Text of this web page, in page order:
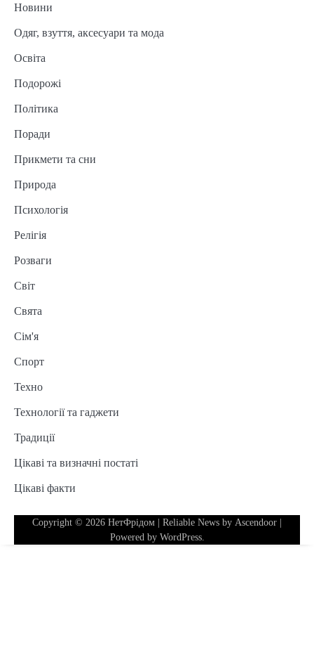
Новини
Одяг, взуття, аксесуари та мода
Освіта
Подорожі
Політика
Поради
Прикмети та сни
Природа
Психологія
Релігія
Розваги
Світ
Свята
Сім'я
Спорт
Техно
Технології та гаджети
Традиції
Цікаві та визначні постаті
Цікаві факти
Copyright © 2026 НетФрідом | Reliable News by Ascendoor |
Powered by WordPress.